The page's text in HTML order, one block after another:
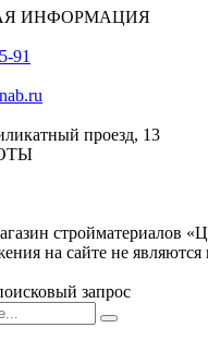
ИНФОРМАЦИЯ
91
проезд, 13
стройматериалов
на сайте не
запрос